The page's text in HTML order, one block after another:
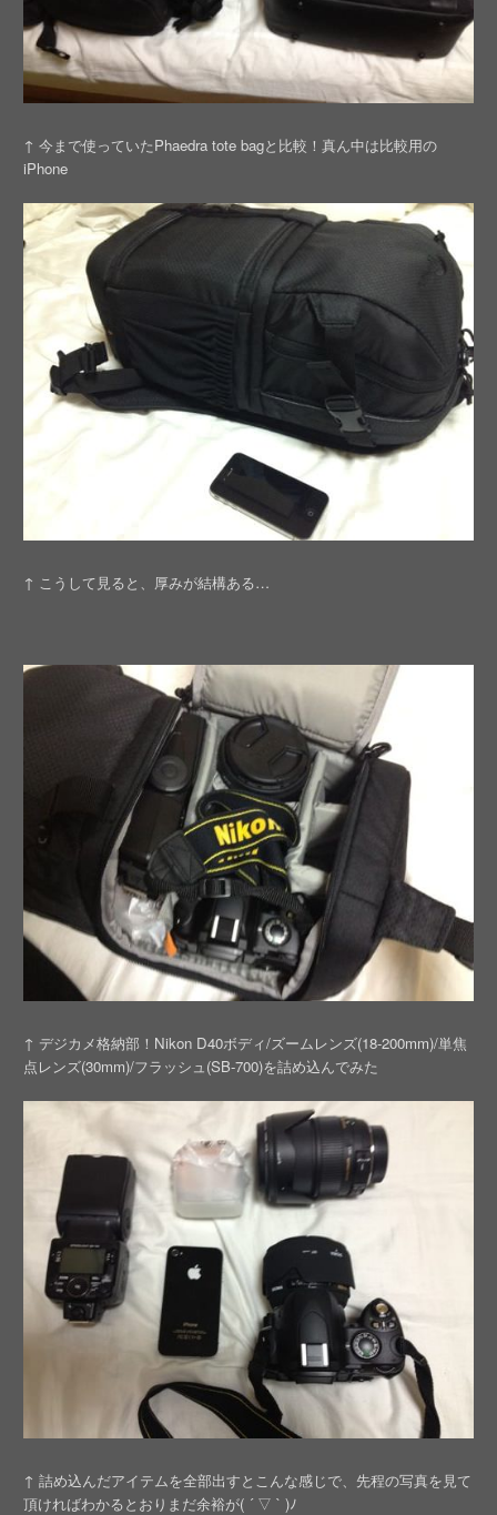
↑ 今まで使っていたPhaedra tote bagと比較！真ん中は比較用の
iPhone
↑ こうして見ると、厚みが結構ある…
↑ デジカメ格納部！Nikon D40ボディ/ズームレンズ(18-200mm)/単焦
点レンズ(30mm)/フラッシュ(SB-700)を詰め込んでみた
↑ 詰め込んだアイテムを全部出すとこんな感じで、先程の写真を見て
頂ければわかるとおりまだ余裕が( ´ ▽ ` )ﾉ